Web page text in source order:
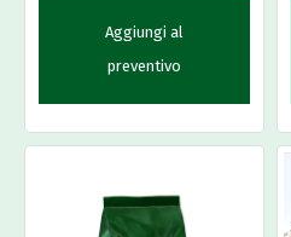
Aggiungi al
preventivo